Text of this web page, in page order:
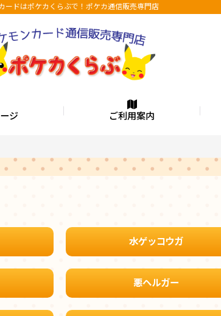
ードはポケカくらぶで！ポケカ通信販売専門店
ジ ご利用案内
水ゲッコウガ
悪ヘルガー